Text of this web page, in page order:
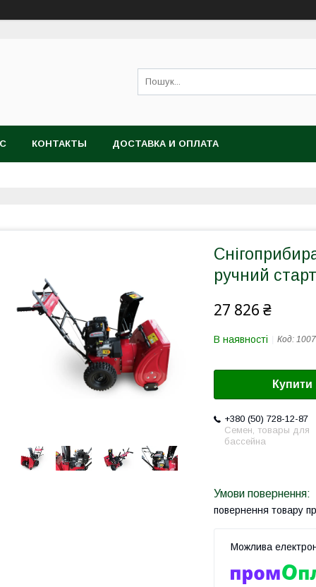
КОНТАКТЫ ДОСТАВКА И ОПЛАТА
ручний
27 826 ₴
В наявності Код:
Купити
+380 (50) 728-12-87
Семен, товары для
бассейна
повернення товару